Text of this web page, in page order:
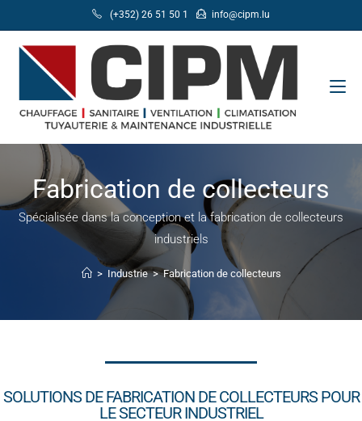
(+352) 26 51 50 1 info@cipm.lu
Fabrication de collecteurs
Spécialisée dans la conception et la fabrication de collecteurs
industriels
> Industrie > Fabrication de collecteurs
SOLUTIONS DE FABRICATION DE COLLECTEURS POUR
LE SECTEUR INDUSTRIEL